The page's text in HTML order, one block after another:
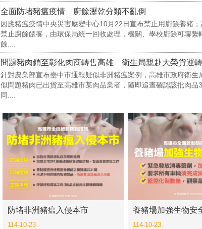
全面防堵豬瘟疫情 廚餘瀝乾分類不亂倒
因應豬瘟疫情中央災害應變中心10月22日宣布禁止用廚餘養豬
禁止廚餘餵養，由環保局統一回收處理，機關、學校廚餘可聯
餘....
針對農業部宣布臺中市通報疑似非洲豬瘟案例，高雄市政府衛
似問題豬肉已出貨至高雄市某肉品業者，隨即追查確認該批肉
同....
防堵非洲豬瘟入侵本市
114-10-23
養豬場加強生物安
114-10-23